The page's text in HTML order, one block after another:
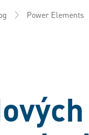
Power Elements